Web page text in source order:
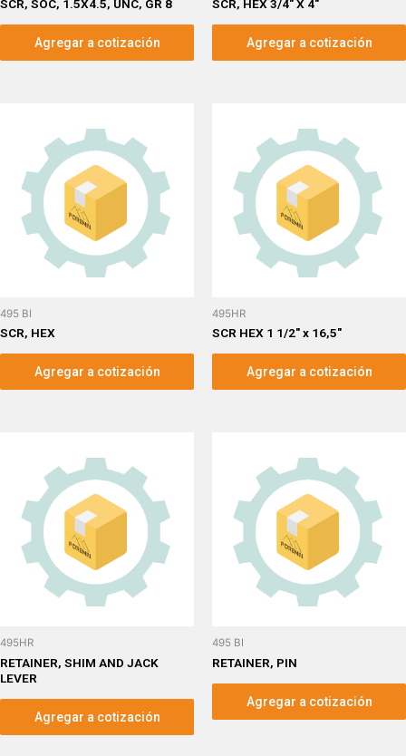
SCR, SOC, 1.5X4.5, UNC, GR 8
Agregar a cotización
SCR, HEX 3/4″ X 4″
Agregar a cotización
495 BI
SCR, HEX
Agregar a cotización
495HR
SCR HEX 1 1/2″ x 16,5″
Agregar a cotización
495HR
RETAINER, SHIM AND JACK
LEVER
Agregar a cotización
495 BI
RETAINER, PIN
Agregar a cotización